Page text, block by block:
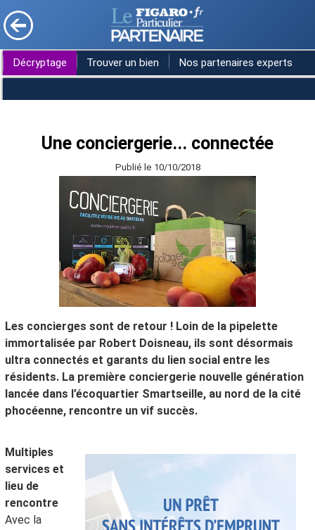
Décryptage Trouver un bien Nos partenaires experts
Une conciergerie... connectée
Publié le 10/10/2018
Les concierges sont de retour ! Loin de la pipelette
immortalisée par Robert Doisneau, ils sont désormais
ultra connectés et garants du lien social entre les
résidents. La première conciergerie nouvelle génération
lancée dans l’écoquartier Smartseille, au nord de la cité
phocéenne, rencontre un vif succès.
Multiples
services et
lieu de
rencontre
Avec la